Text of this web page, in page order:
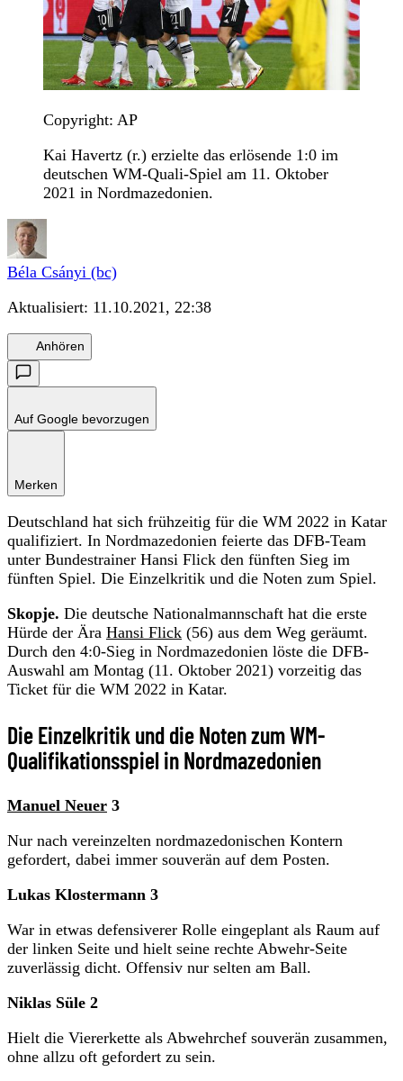
Copyright: AP
Kai Havertz (r.) erzielte das erlösende 1:0 im
deutschen WM-Quali-Spiel am 11. Oktober
2021 in Nordmazedonien.
Béla Csányi (bc)
Aktualisiert: 11.10.2021, 22:38
Anhören
Auf Google bevorzugen
Merken
Deutschland hat sich frühzeitig für die WM 2022 in Katar
qualifiziert. In Nordmazedonien feierte das DFB-Team
unter Bundestrainer Hansi Flick den fünften Sieg im
fünften Spiel. Die Einzelkritik und die Noten zum Spiel.
Skopje. Die deutsche Nationalmannschaft hat die erste
Hürde der Ära Hansi Flick (56) aus dem Weg geräumt.
Durch den 4:0-Sieg in Nordmazedonien löste die DFB-
Auswahl am Montag (11. Oktober 2021) vorzeitig das
Ticket für die WM 2022 in Katar.
Die Einzelkritik und die Noten zum WM-
Qualifikationsspiel in Nordmazedonien
Manuel Neuer 3
Nur nach vereinzelten nordmazedonischen Kontern
gefordert, dabei immer souverän auf dem Posten.
Lukas Klostermann 3
War in etwas defensiverer Rolle eingeplant als Raum auf
der linken Seite und hielt seine rechte Abwehr-Seite
zuverlässig dicht. Offensiv nur selten am Ball.
Niklas Süle 2
Hielt die Viererkette als Abwehrchef souverän zusammen,
ohne allzu oft gefordert zu sein.